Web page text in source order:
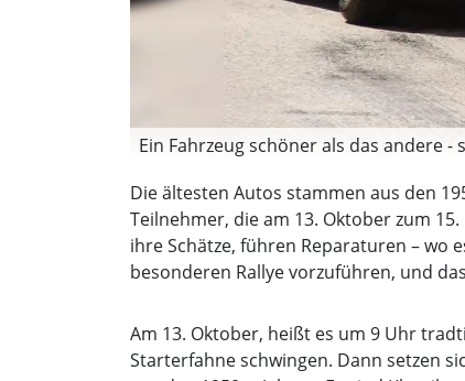
Ein Fahrzeug schöner als das andere -
Die ältesten Autos stammen aus den
Teilnehmer, die am 13. Oktober zum
ihre Schätze, führen Reparaturen – wo
besonderen Rallye vorzuführen, und
Am 13. Oktober, heißt es um 9 Uhr
Starterfahne schwingen. Dann setzen